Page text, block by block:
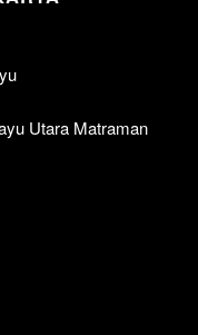
Utara Matraman